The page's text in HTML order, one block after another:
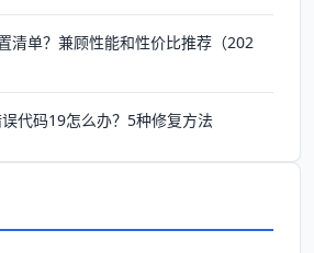
清单？兼顾性能和性价比推荐（202
代码19怎么办？5种修复方法